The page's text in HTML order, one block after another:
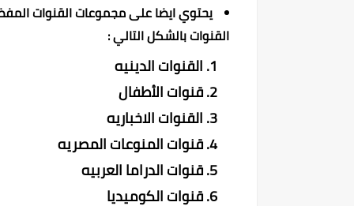
يحتوي ايضا على مجموعات القنوات
القنوات بالشكل التالي :
القنوات الدينيه
قنوات الأطفال
القنوات الاخباريه
قنوات المنوعات المصريه
قنوات الدراما العربيه
قنوات الكوميديا